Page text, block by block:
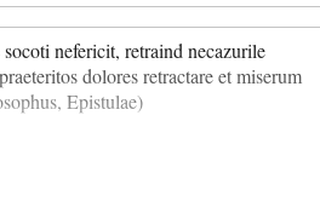
socoti nefericit, retraind necazurile
dolores retractare et miserum
Epistulae)